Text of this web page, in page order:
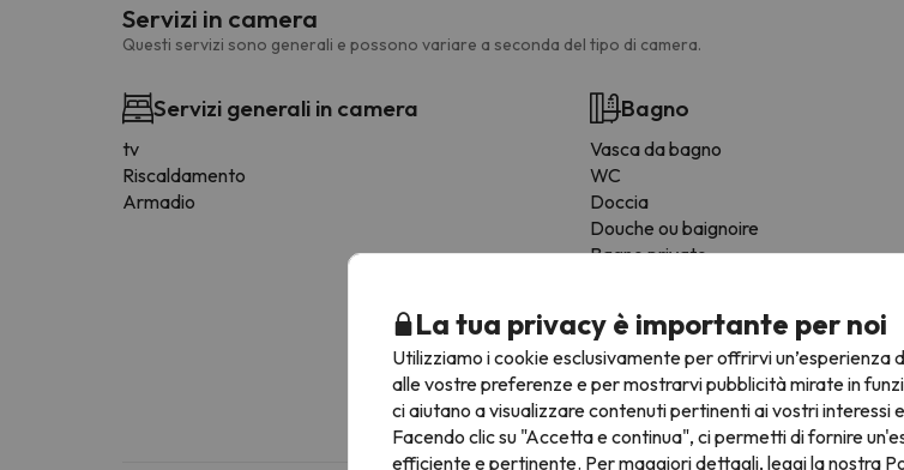
Servizi in camera
Questi servizi sono generali e possono variare a seconda del tipo di camera.
Servizi generali in camera
tv
Riscaldamento
Armadio
Bagno
Vasca da bagno
WC
Doccia
Douche ou baignoire
Bagno privato
WC rialzato
Shampoo
Condizionatore
Gel doccia
La tua privacy è importante per noi
Utilizziamo i cookie esclusivamente per offrirvi un’esperienza
alle vostre preferenze e per mostrarvi pubblicità mirate in
ci aiutano a visualizzare contenuti pertinenti ai vostri interessi
Facendo clic su "Accetta e continua", ci permetti di fornire
efficiente e pertinente. Per maggiori dettagli, leggi la nostra